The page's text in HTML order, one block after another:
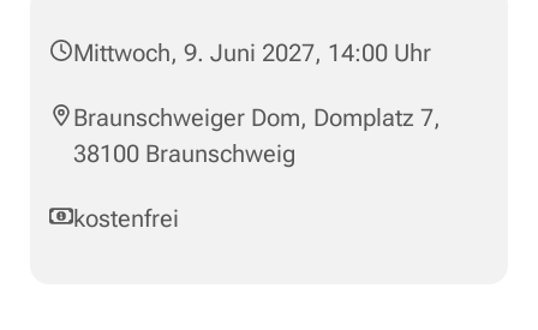
Mittwoch, 9. Juni 2027, 14:00 Uhr
Braunschweiger Dom, Domplatz 7,
38100 Braunschweig
kostenfrei